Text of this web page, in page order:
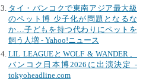
タイ・バンコクで東南アジア最大級
のペット博 少子化が問題となるな
か…子どもを持つ代わりにペットを
飼う人増 - Yahoo!ニュース
LIL LEAGUEとWOLF & WANDER、
バンコク日本博2026に出演決定 -
tokyoheadline.com